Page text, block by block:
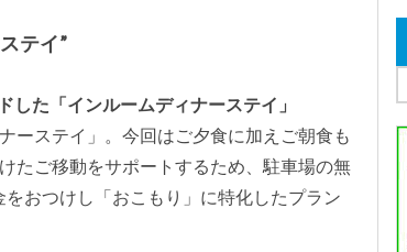
テイ”
した「インルームディナーステイ」
ーステイ」。今回はご夕食に加えご朝食も
たご移動をサポートするため、駐車場の無
おつけし「おこもり」に特化したプラン